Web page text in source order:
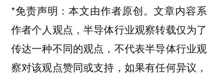
*免责声明：本文由作者原创。文章内容系
作者个人观点，半导体行业观察转载仅为了
传达一种不同的观点，不代表半导体行业观
察对该观点赞同或支持，如果有任何异议，